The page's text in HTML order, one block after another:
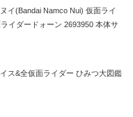
イ(Bandai Namco Nui) 仮面ライ
イダードォーン 2693950 本体サ
ス&全仮面ライダー ひみつ大図鑑